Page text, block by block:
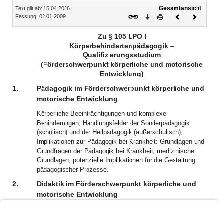
Inhalt
Text gilt ab: 15.04.2026
Fassung: 02.01.2009
Gesamtansicht
Download
DruckenVorheriges
Zu § 105 LPO I
Körperbehindertenpädagogik –
Qualifizierungsstudium
(Förderschwerpunkt körperliche und motorische
Entwicklung)
1.
Pädagogik im Förderschwerpunkt körperliche und
motorische Entwicklung
Körperliche Beeinträchtigungen und komplexe
Behinderungen; Handlungsfelder der Sonderpädagogik
(schulisch) und der Heilpädagogik (außerschulisch);
Implikationen zur Pädagogik bei Krankheit: Grundlagen und
Grundfragen der Pädagogik bei Krankheit, medizinische
Grundlagen, potenzielle Implikationen für die Gestaltung
pädagogischer Prozesse.
2.
Didaktik im Förderschwerpunkt körperliche und
motorische Entwicklung